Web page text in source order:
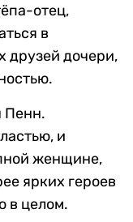
отец,
в
друзей дочери,
Пенн.
и
женщине,
ярких героев
в целом.